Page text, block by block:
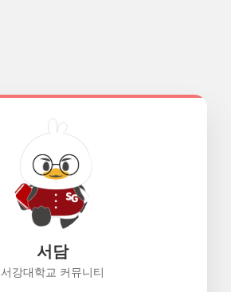
서담
서강대학교 커뮤니티